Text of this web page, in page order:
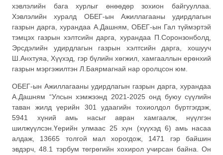
хэвлэлийн бага хурлыг өнөөдөр зохион байгууллаа.
Хэвлэлийн хуралд ОБЕГ-ын Ажиллагааны удирдлагын
газрын дарга, хурандаа А.Дашням, ОБЕГ-ын Гал түймэртэй
тэмцэх газрын хэлтсийн дарга, хурандаа П.Соронзонболд,
Эрсдэлийн удирдлагын газрын хэлтсийн дарга, хошууч
Ш.Анхтуяа, Хүүхэд, гэр бүлийн хөгжил, хамгааллын ерөнхий
газрын мэргэжилтэн Л.Баярмагнай нар оролцсон юм.
ОБЕГ-ын Ажиллагааны удирдлагын газрын дарга, хурандаа
А.Дашням “Улсын хэмжээнд 2021-2025 онд буюу сүүлийн
таван жилд үерийн 301 удаагийн тохиолдол бүртгэгдэж,
5941 хүний амь насыг авран хамгаалж, нүүлгэн
шилжүүлсэн.Үерийн улмаас 25 хүн (хүүхэд 6) амь насаа
алдаж, 13665 толгой мал хорогдож, 1471 гэр байшин
эвдэрч, 48.1 тэрбум төгрөгийн хохирол учирсан байна. Он